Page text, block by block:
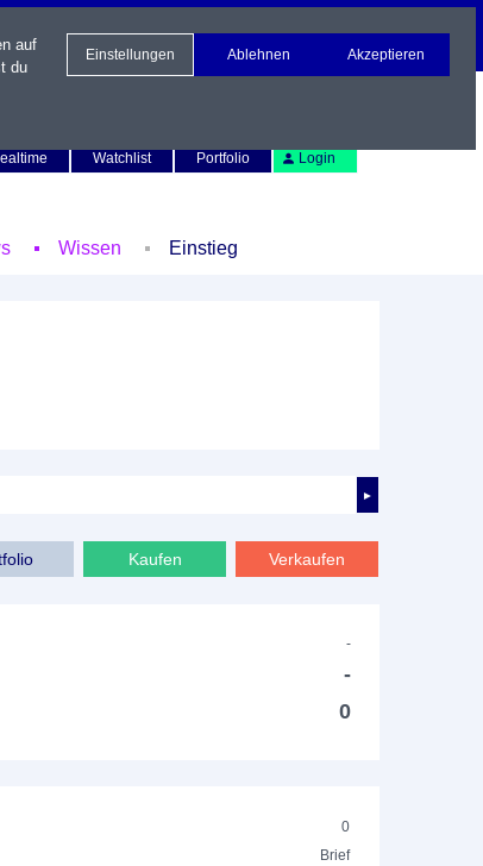
Watchlist Portfolio Login
Wissen Einstieg
►
Kaufen Verkaufen
-
-
0
0
Brief
auf
du
Einstellungen Ablehnen Akzeptieren